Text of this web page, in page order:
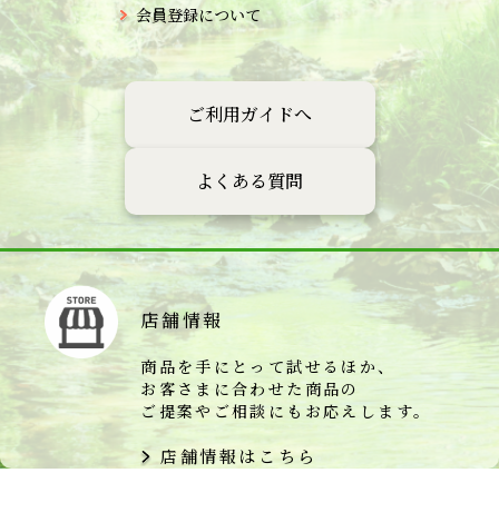
会員登録について
ご利用ガイドへ
よくある質問
店舗情報
商品を手にとって試せるほか、
お客さまに合わせた商品の
ご提案やご相談にもお応えします。
店舗情報はこちら